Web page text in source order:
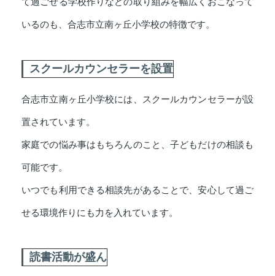
いるのも、合志市立南ヶ丘小学校の特徴です。
スクールカウンセラーを設置
合志市立南ヶ丘小学校には、スクールカウンセラーが設
置されています。
家庭での悩み事はもちろんのこと、子どもだけの相談も
可能です。
いつでも利用できる相談先があることで、安心して過ご
せる環境作りにも力を入れています。
読書活動が盛ん